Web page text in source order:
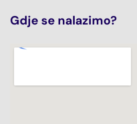
Gdje se nalazimo?